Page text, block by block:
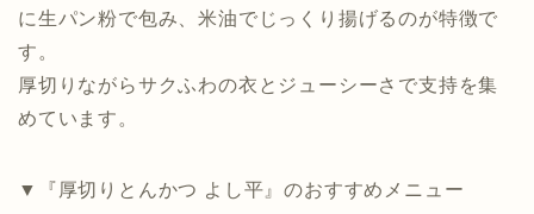
に生パン粉で包み、米油でじっくり揚げるのが特徴で
す。
厚切りながらサクふわの衣とジューシーさで支持を集
めています。
▼『厚切りとんかつ よし平』のおすすめメニュー